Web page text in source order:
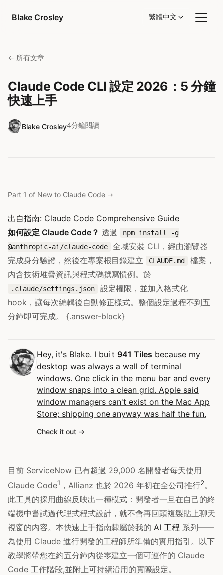
Blake Crosley
繁體中文
← 所有文章
Claude Code CLI 設定 2026：5 分鐘
快速上手
Blake Crosley4分鐘閱讀
Part 1 of New to Claude Code →
出自指南: Claude Code Comprehensive Guide
如何設定 Claude Code？ 透過
npm install -g
@anthropic-ai/claude-code
全域安裝 CLI，經由瀏覽器
完成身分驗證，然後在專案根目錄建立
CLAUDE.md
檔案，
內含技術堆疊資訊與程式碼撰寫慣例。於
.claude/settings.json
設定權限，並加入格式化
hook，讓每次編輯後自動修正樣式。整個設定過程不到五
分鐘即可完成。 {.answer-block}
Hey, it's Blake. I built 941 Tiles because my
desktop was always a wall of terminal
windows. One click in the menu bar and every
window snaps into a clean grid. Apple said
window managers can't exist on the Mac App
Store; shipping one anyway was half the fun.
Check it out
目前 ServiceNow 已有超過 29,000 名開發者每天使用
Claude Code1 ，Allianz 也於 2026 年初在全公司推行2。
此工具的採用曲線反映出一種模式：開發者一旦在自己的終
端機中嘗試過代理式程式設計，就不會再回頭複製貼上聊天
視窗的內容。本快速上手指南隸屬於我的 AI 工程 系列——
為使用 Claude 進行開發的工程師所準備的實用指引。以下
教學將帶您在約五分鐘內從零建立一個可運作的 Claude
Code 工作階段,並附上可持續沿用的實際設定。